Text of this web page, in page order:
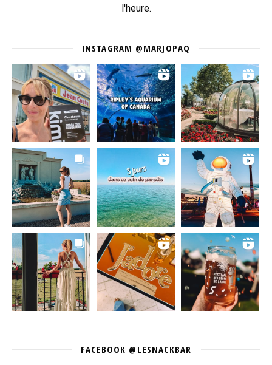
l'heure.
INSTAGRAM @MARJOPAQ
FACEBOOK @LESNACKBAR